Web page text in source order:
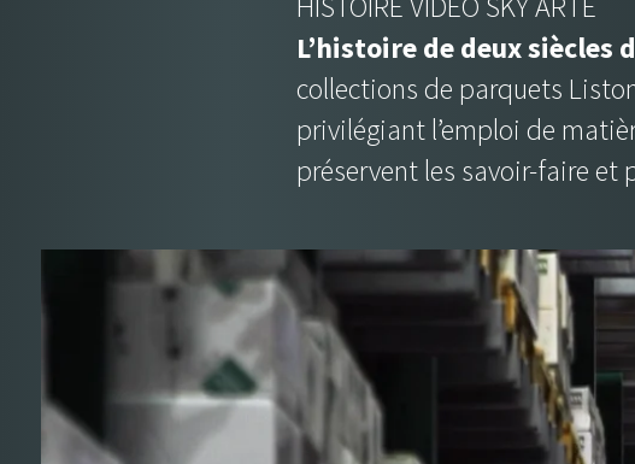
L’histoire de deux siècles
collections de parquets
privilégiant l’emploi de
préservent les savoir-faire et